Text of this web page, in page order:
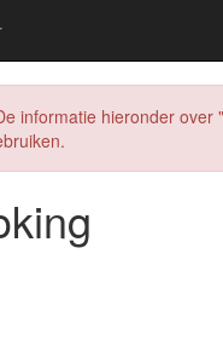
informatie hieronder